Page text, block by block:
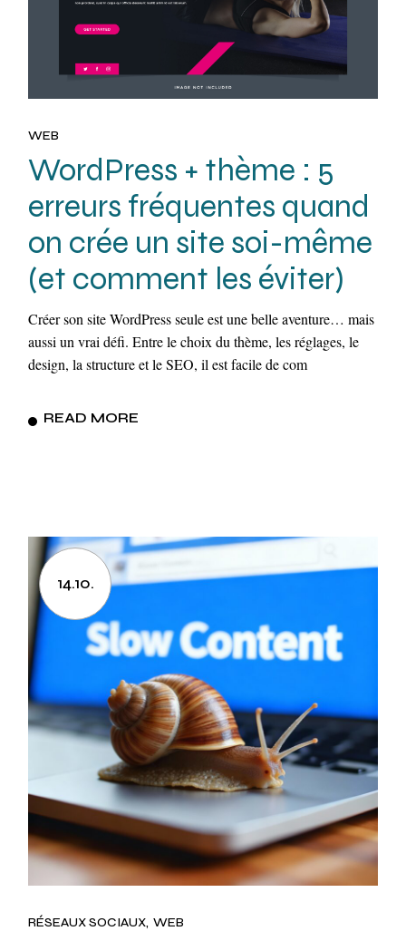
WEB
WordPress + thème : 5
erreurs fréquentes quand
on crée un site soi-même
(et comment les éviter)
Créer son site WordPress seule est une belle aventure… mais
aussi un vrai défi. Entre le choix du thème, les réglages, le
design, la structure et le SEO, il est facile de com
READ MORE
14.10.
RÉSEAUX SOCIAUX WEB